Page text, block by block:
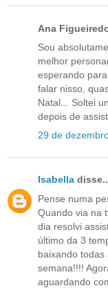
Ana
Sou
melhor
esperando
falar nisso,
Natal... Soltei
depois de
29 de
Isabella
Pense numa
Quando via na
dia resolvi
último da 3
baixando todas
semana!!!!
aguardando